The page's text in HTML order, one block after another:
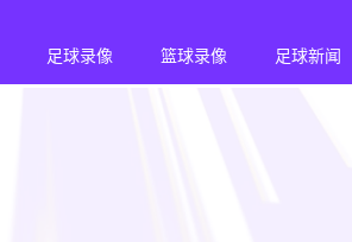
足球录像 篮球录像 足球新闻